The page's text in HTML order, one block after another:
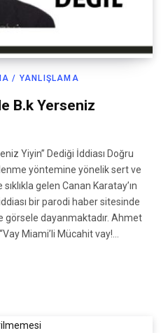
/ YANLIŞLAMA
B.k Yerseniz
Yiyin” Dediği İddiası Doğru
yöntemine yönelik sert ve
gelen Canan Karatay’ın
bir parodi haber sitesinde
görsele dayanmaktadır. Ahmet
Miami’li Mücahit vay!…